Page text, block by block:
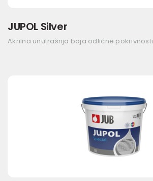
JUPOL Silver
Akrilna unutrašnja boja odlične pokrivnosti